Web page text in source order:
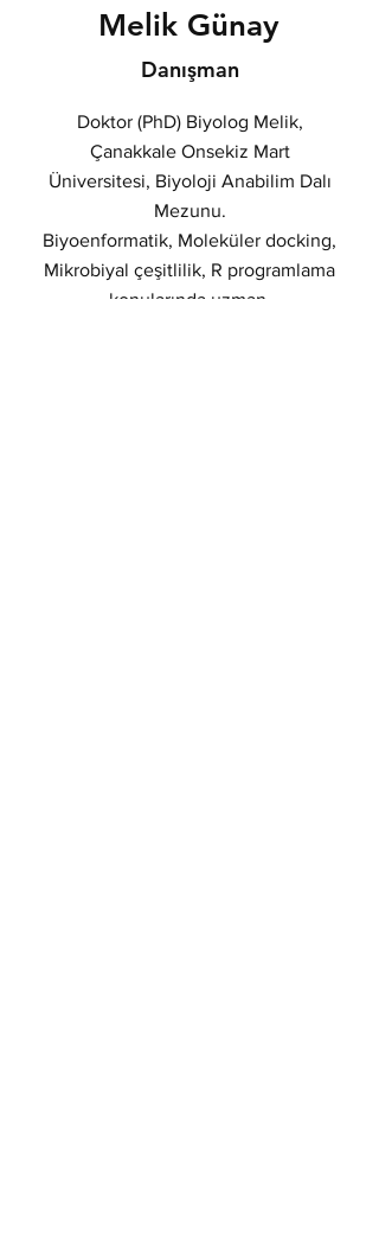
Melik Günay
Danışman
Doktor (PhD) Biyolog Melik,
Çanakkale Onsekiz Mart
Üniversitesi, Biyoloji Anabilim Dalı
Mezunu.
Biyoenformatik, Moleküler docking,
Mikrobiyal çeşitlilik, R programlama
konularında uzman.